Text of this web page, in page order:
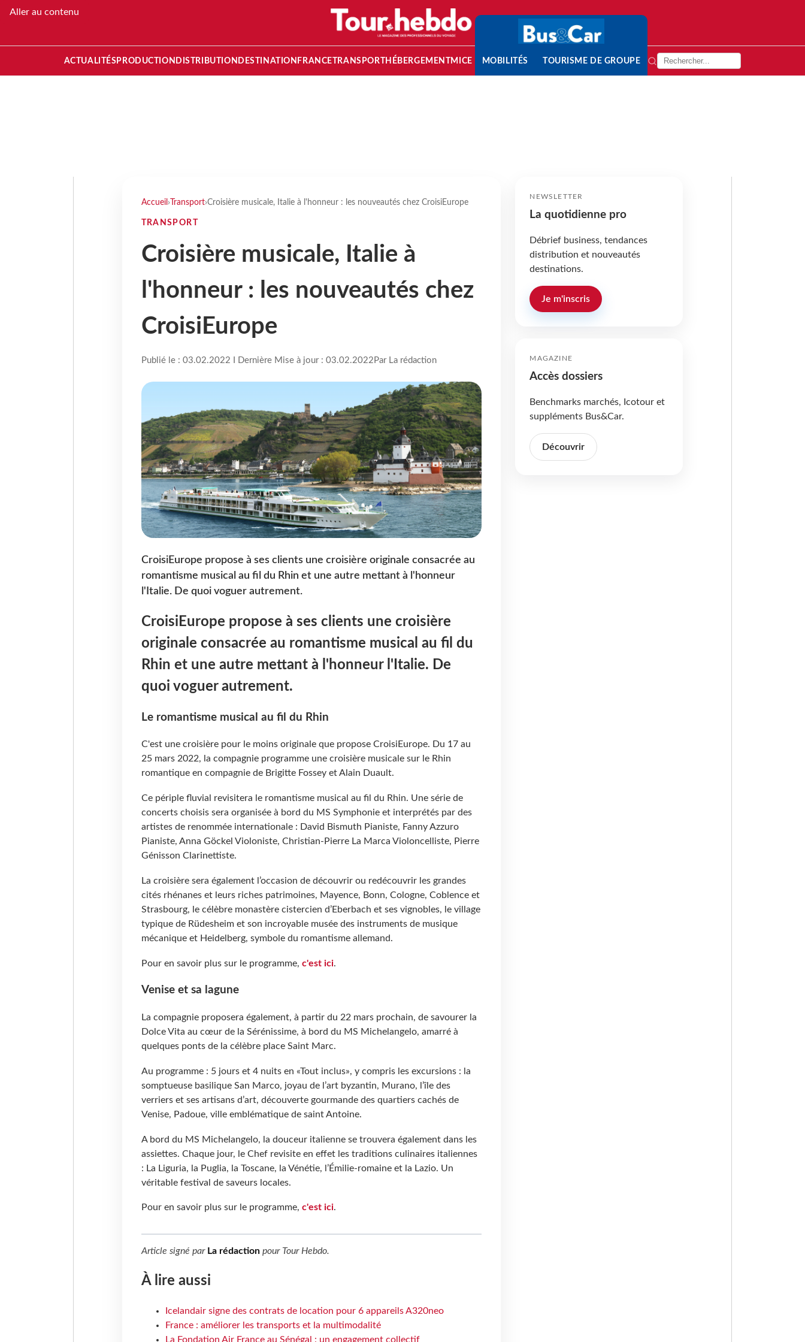
Aller au contenu
ACTUALITÉS PRODUCTION DISTRIBUTION DESTINATION FRANCETRANSPORT HÉBERGEMENTMICE MOBILITÉS TOURISME DE GROUPE
Accueil › Transport›Croisière musicale, Italie à l'honneur : les nouveautés chez CroisiEurope
TRANSPORT
Croisière musicale, Italie à
l'honneur : les nouveautés chez
CroisiEurope
Publié le : 03.02.2022 I Dernière Mise à jour : 03.02.2022 Par La rédaction
CroisiEurope propose à ses clients une croisière originale consacrée au
romantisme musical au fil du Rhin et une autre mettant à l'honneur
l'Italie. De quoi voguer autrement.
CroisiEurope propose à ses clients une croisière
originale consacrée au romantisme musical au fil du
Rhin et une autre mettant à l'honneur l'Italie. De
quoi voguer autrement.
Le romantisme musical au fil du Rhin
C'est une croisière pour le moins originale que propose CroisiEurope. Du 17 au
25 mars 2022, la compagnie programme une croisière musicale sur le Rhin
romantique en compagnie de Brigitte Fossey et Alain Duault.
Ce périple fluvial revisitera le romantisme musical au fil du Rhin. Une série de
concerts choisis sera organisée à bord du MS Symphonie et interprétés par des
artistes de renommée internationale : David Bismuth Pianiste, Fanny Azzuro
Pianiste, Anna Göckel Violoniste, Christian-Pierre La Marca Violoncelliste, Pierre
Génisson Clarinettiste.
La croisière sera également l’occasion de découvrir ou redécouvrir les grandes
cités rhénanes et leurs riches patrimoines, Mayence, Bonn, Cologne, Coblence et
Strasbourg, le célèbre monastère cistercien d’Eberbach et ses vignobles, le village
typique de Rüdesheim et son incroyable musée des instruments de musique
mécanique et Heidelberg, symbole du romantisme allemand.
Pour en savoir plus sur le programme, c'est ici.
Venise et sa lagune
La compagnie proposera également, à partir du 22 mars prochain, de savourer la
Dolce Vita au cœur de la Sérénissime, à bord du MS Michelangelo, amarré à
quelques ponts de la célèbre place Saint Marc.
Au programme : 5 jours et 4 nuits en «Tout inclus», y compris les excursions : la
somptueuse basilique San Marco, joyau de l’art byzantin, Murano, l’île des
verriers et ses artisans d’art, découverte gourmande des quartiers cachés de
Venise, Padoue, ville emblématique de saint Antoine.
A bord du MS Michelangelo, la douceur italienne se trouvera également dans les
assiettes. Chaque jour, le Chef revisite en effet les traditions culinaires italiennes
: La Liguria, la Puglia, la Toscane, la Vénétie, l’Émilie-romaine et la Lazio. Un
véritable festival de saveurs locales.
Pour en savoir plus sur le programme, c'est ici.
Article signé par La rédactionpour Tour Hebdo.
À lire aussi
Icelandair signe des contrats de location pour 6 appareils A320neo
France : améliorer les transports et la multimodalité
La Fondation Air France au Sénégal : un engagement collectif
NEWSLETTER
La quotidienne pro
Débrief business, tendances
distribution et nouveautés
destinations.
Je m'inscris
MAGAZINE
Accès dossiers
Benchmarks marchés, Icotour et
suppléments Bus&Car.
Découvrir